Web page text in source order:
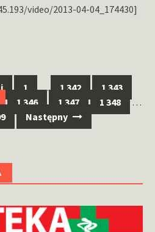
video/2013-04-04_174430]
1 … 1 342
1 343
1 346 1 347 1 348
…
Następny